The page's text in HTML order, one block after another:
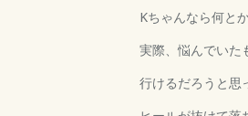
Kちゃんなら何と
実際、悩んでいた
行けるだろうと思